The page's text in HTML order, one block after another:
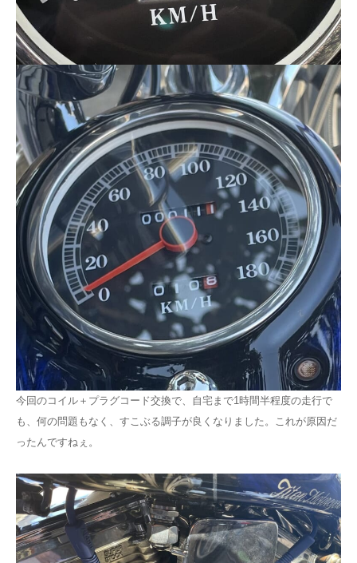
今回のコイル＋プラグコード交換で、自宅まで1時間半程度の走行で
も、何の問題もなく、すこぶる調子が良くなりました。これが原因だ
ったんですねぇ。